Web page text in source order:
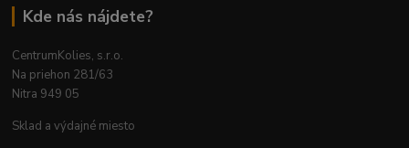
Kde nás nájdete?
CentrumKolies, s.r.o.
Na priehon 281/63
Nitra 949 05
Sklad a výdajné miesto